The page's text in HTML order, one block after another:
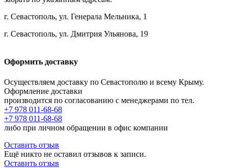
г. Севастополь, ул. Генерала Мельника, 1
г. Севастополь, ул. Дмитрия Ульянова, 19
Оформить доставку
Осуществляем доставку по Севастополю и всему Крыму.
Оформление доставки
производится по согласованию с менеджерами по тел.
+7 978 011-68-68
+7 978 011-68-68
либо при личном обращении в офис компании
Оставить отзыв
Ещё никто не оставил отзывов к записи.
Оставить отзыв